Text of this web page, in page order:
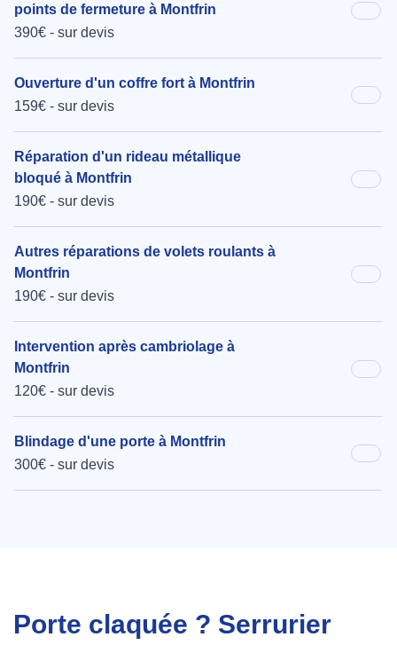
points de fermeture à Montfrin
390€ - sur devis
Ouverture d'un coffre fort à Montfrin
159€ - sur devis
Réparation d'un rideau métallique
bloqué à Montfrin
190€ - sur devis
Autres réparations de volets roulants à
Montfrin
190€ - sur devis
Intervention après cambriolage à
Montfrin
120€ - sur devis
Blindage d'une porte à Montfrin
300€ - sur devis
Porte claquée ? Serrurier